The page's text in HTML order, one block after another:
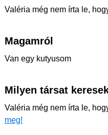
Valéria még nem írta le,
Magamról
Van egy kutyusom
Milyen társat
Valéria még nem írta le,
meg!